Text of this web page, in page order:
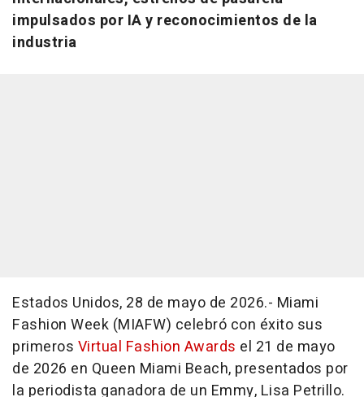
impulsados por IA y reconocimientos de la
industria
Estados Unidos, 28 de mayo de 2026.- Miami
Fashion Week (MIAFW) celebró con éxito sus
primeros Virtual Fashion Awards el 21 de mayo
de 2026 en Queen Miami Beach, presentados por
la periodista ganadora de un Emmy, Lisa Petrillo.